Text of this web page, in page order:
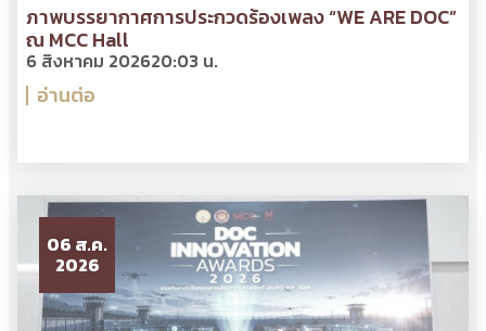
ภาพบรรยากาศการประกวดร้องเพลง “WE ARE DOC”
ณ MCC Hall
6 สิงหาคม 202620:03 น.
อ่านต่อ
06 ส.ค.
2026